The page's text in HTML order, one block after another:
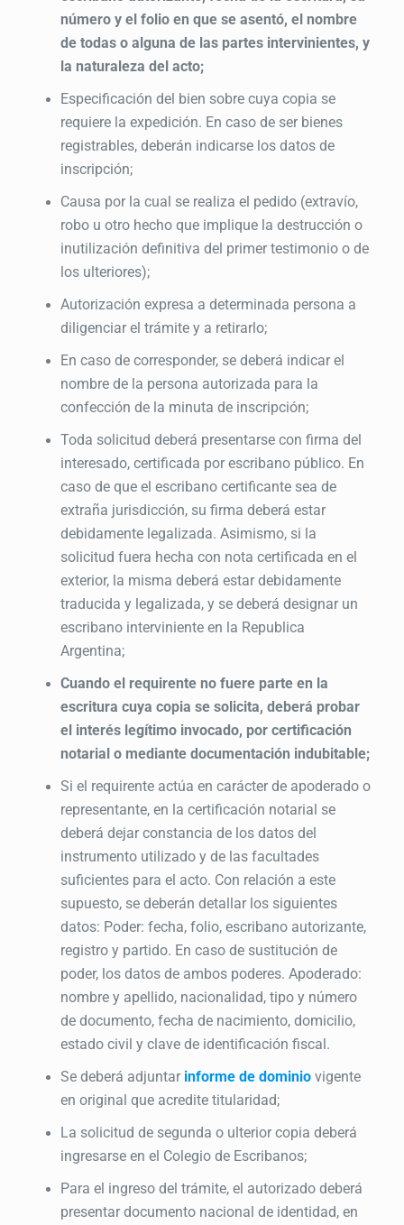
número y el folio en que se asentó, el nombre
de todas o alguna de las partes intervinientes, y
la naturaleza del acto;
Especificación del bien sobre cuya copia se
requiere la expedición. En caso de ser bienes
registrables, deberán indicarse los datos de
inscripción;
Causa por la cual se realiza el pedido (extravío,
robo u otro hecho que implique la destrucción o
inutilización definitiva del primer testimonio o de
los ulteriores);
Autorización expresa a determinada persona a
diligenciar el trámite y a retirarlo;
En caso de corresponder, se deberá indicar el
nombre de la persona autorizada para la
confección de la minuta de inscripción;
Toda solicitud deberá presentarse con firma del
interesado, certificada por escribano público. En
caso de que el escribano certificante sea de
extraña jurisdicción, su firma deberá estar
debidamente legalizada. Asimismo, si la
solicitud fuera hecha con nota certificada en el
exterior, la misma deberá estar debidamente
traducida y legalizada, y se deberá designar un
escribano interviniente en la Republica
Argentina;
Cuando el requirente no fuere parte en la
escritura cuya copia se solicita, deberá probar
el interés legítimo invocado, por certificación
notarial o mediante documentación indubitable;
Si el requirente actúa en carácter de apoderado o
representante, en la certificación notarial se
deberá dejar constancia de los datos del
instrumento utilizado y de las facultades
suficientes para el acto. Con relación a este
supuesto, se deberán detallar los siguientes
datos: Poder: fecha, folio, escribano autorizante,
registro y partido. En caso de sustitución de
poder, los datos de ambos poderes. Apoderado:
nombre y apellido, nacionalidad, tipo y número
de documento, fecha de nacimiento, domicilio,
estado civil y clave de identificación fiscal.
Se deberá adjuntar informe de dominiovigente
en original que acredite titularidad;
La solicitud de segunda o ulterior copia deberá
ingresarse en el Colegio de Escribanos;
Para el ingreso del trámite, el autorizado deberá
presentar documento nacional de identidad, en